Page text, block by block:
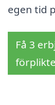
egen tid
Få 3